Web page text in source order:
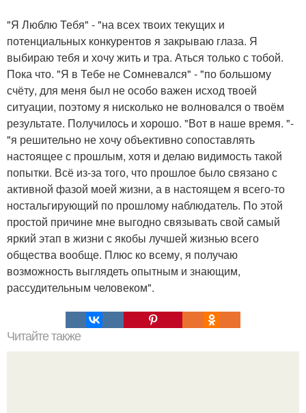
"Я Люблю Тебя" - "на всех твоих текущих и
потенциальных конкурентов я закрываю глаза. Я
выбираю тебя и хочу жить и тра. Аться только с тобой.
Пока что. "Я в Тебе не Сомневался" - "по большому
счёту, для меня был не особо важен исход твоей
ситуации, поэтому я нисколько не волновался о твоём
результате. Получилось и хорошо. "Вот в наше время. "-
"я решительно не хочу объективно сопоставлять
настоящее с прошлым, хотя и делаю видимость такой
попытки. Всё из-за того, что прошлое было связано с
активной фазой моей жизни, а в настоящем я всего-то
ностальгирующий по прошлому наблюдатель. По этой
простой причине мне выгодно связывать свой самый
яркий этап в жизни с якобы лучшей жизнью всего
общества вообще. Плюс ко всему, я получаю
возможность выглядеть опытным и знающим,
рассудительным человеком".
Читайте также